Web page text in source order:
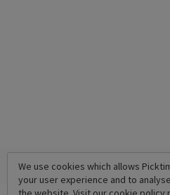
We use cookies which allows
your user experience and to